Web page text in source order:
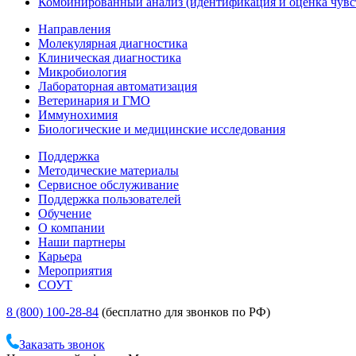
Направления
Молекулярная диагностика
Клиническая диагностика
Микробиология
Лабораторная автоматизация
Ветеринария и ГМО
Иммунохимия
Биологические и медицинские исследования
Поддержка
Методические материалы
Сервисное обслуживание
Поддержка пользователей
Обучение
О компании
Наши партнеры
Карьера
Мероприятия
СОУТ
8 (800) 100-28-84 (бесплатно для звонков по РФ)
Заказать звонок